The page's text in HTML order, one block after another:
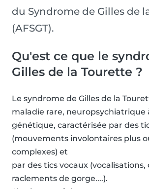
du Syndrome de Gilles de
(AFSGT).
Qu'est ce que le
Gilles de la Tourette ?
Le syndrome de Gilles de la
maladie rare, neuropsychiatrique
génétique, caractérisée par des
(mouvements involontaires plus
complexes) et
par des tics vocaux (vocalisations,
raclements de gorge....).